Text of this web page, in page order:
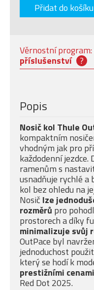
Přidat do košíku
Věrnostní program:
příslušenství ?
Popis
Nosič kol Thule
kompaktním
vhodným jak pro
každodenní
ramenům s
usnadňuje rychlé
kol bez ohledu na
Nosič lze
rozměrů pro
prostorech a díky
minimalizuje svůj
OutPace byl
jednoduchost
který se hodí k
prestižními cenami
Red Dot 2025.